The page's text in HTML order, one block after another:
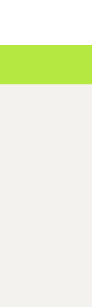
nach oben/